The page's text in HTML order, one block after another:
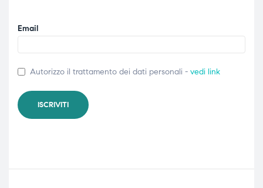
Email
Autorizzo il trattamento dei dati personali - vedi link